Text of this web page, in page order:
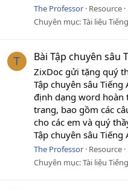
The Professor Resource
Chuyên mục:Tài liệu
T Bài Tập chuyên sâu
ZixDoc gửi tặng quý
Tập chuyên sâu
định dạng word hoàn
trang, bao gồm các
cho các em và quý
Tập chuyên sâu Tiếng
The Professor Resource
Chuyên mục:Tài liệu